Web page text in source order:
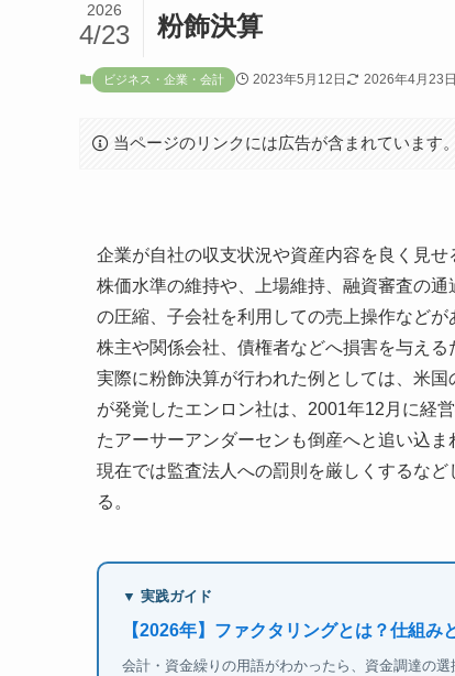
粉飾決算
2026
4/23
ビジネス・企業・会計 2023年5月12日 2026年4月23日
当ページのリンクには広告が含まれています。
企業が自社の収支状況や資産内容を良く見
株価水準の維持や、上場維持、融資審査の
の圧縮、子会社を利用しての売上操作などが
株主や関係会社、債権者などへ損害を与え
実際に粉飾決算が行われた例としては、米
が発覚したエンロン社は、2001年12月に経
たアーサーアンダーセンも倒産へと追い込ま
現在では監査法人への罰則を厳しくするな
る。
▼ 実践ガイド
【2026年】ファクタリングとは？仕組
会計・資金繰りの用語がわかったら、資金調達の選